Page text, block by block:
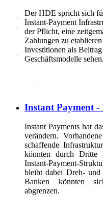
Politik
Digitales 1x1
IT-Sicherheit
Cyber-
Tipps und
Allianz für
IT-
E-Commerce
Digitalisierung
Der HDE spricht sich
Instant-Payment
der Pflicht, eine
Zahlungen zu
Investitionen als
Geschäftsmodelle sehen.
Instant Payment
Instant Payments hat
verändern.
schaffende
könnten durch Dritte
Instant-Payment-
bleibt dabei Dreh- und
Banken könnten
abgrenzen.